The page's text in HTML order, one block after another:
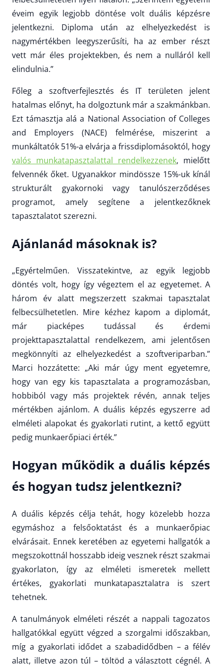
éveim egyik legjobb döntése volt duális képzésre
jelentkezni. Diploma után az elhelyezkedést is
nagymértékben leegyszerűsíti, ha az ember részt
vett már éles projektekben, és nem a nulláról kell
elindulnia.”
Főleg a szoftverfejlesztés és IT területen jelent
hatalmas előnyt, ha dolgoztunk már a szakmánkban.
Ezt támasztja alá a National Association of Colleges
and Employers (NACE) felmérése, miszerint a
munkáltatók 51%-a elvárja a frissdiplomásoktól, hogy
valós munkatapasztalattal rendelkezzenek, mielőtt
felvennék őket. Ugyanakkor mindössze 15%-uk kínál
strukturált gyakornoki vagy tanulószerződéses
programot, amely segítene a jelentkezőknek
tapasztalatot szerezni.
Ajánlanád másoknak is?
„Egyértelműen. Visszatekintve, az egyik legjobb
döntés volt, hogy így végeztem el az egyetemet. A
három év alatt megszerzett szakmai tapasztalat
felbecsülhetetlen. Mire kézhez kapom a diplomát,
már piacképes tudással és érdemi
projekttapasztalattal rendelkezem, ami jelentősen
megkönnyíti az elhelyezkedést a szoftveriparban.”
Marci hozzátette: „Aki már úgy ment egyetemre,
hogy van egy kis tapasztalata a programozásban,
hobbiból vagy más projektek révén, annak teljes
mértékben ajánlom. A duális képzés egyszerre ad
elméleti alapokat és gyakorlati rutint, a kettő együtt
pedig munkaerőpiaci érték.”
Hogyan működik a duális képzés
és hogyan tudsz jelentkezni?
A duális képzés célja tehát, hogy közelebb hozza
egymáshoz a felsőoktatást és a munkaerőpiac
elvárásait. Ennek keretében az egyetemi hallgatók a
megszokottnál hosszabb ideig vesznek részt szakmai
gyakorlaton, így az elméleti ismeretek mellett
értékes, gyakorlati munkatapasztalatra is szert
tehetnek.
A tanulmányok elméleti részét a nappali tagozatos
hallgatókkal együtt végzed a szorgalmi időszakban,
míg a gyakorlati idődet a szabadidődben – a félév
alatt, illetve azon túl – töltöd a választott cégnél. A